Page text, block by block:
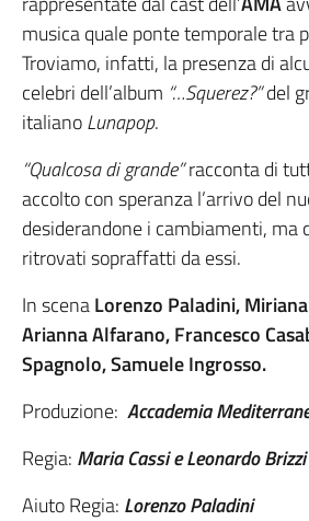
musica quale ponte temporale tra
Troviamo, infatti, la presenza di
celebri dell’album “…Squerez?”del
italianoLunapop.
“Qualcosa di grande”racconta di
accolto con speranza l’arrivo del
desiderandone i cambiamenti, ma
ritrovati sopraffatti da essi.
In scenaLorenzo Paladini,
Arianna Alfarano, Francesco
Spagnolo, Samuele Ingrosso.
Produzione: Accademia
Regia: Maria Cassi e Leonardo Brizzi
Aiuto Regia: Lorenzo Paladini